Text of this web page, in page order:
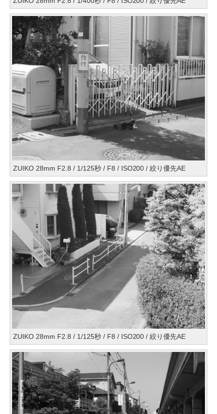
ZUIKO 28mm F2.8 / 1/125秒 / F8 / ISO200 / 絞り優先AE
ZUIKO 28mm F2.8 / 1/125秒 / F8 / ISO200 / 絞り優先AE